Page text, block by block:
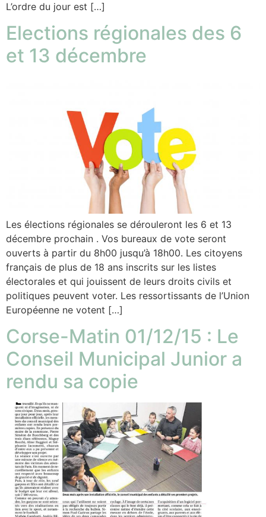
L’ordre du jour est […]
Elections régionales des 6
et 13 décembre
Les élections régionales se dérouleront les 6 et 13
décembre prochain . Vos bureaux de vote seront
ouverts à partir du 8h00 jusqu’à 18h00. Les citoyens
français de plus de 18 ans inscrits sur les listes
électorales et qui jouissent de leurs droits civils et
politiques peuvent voter. Les ressortissants de l’Union
Européenne ne votent […]
Corse-Matin 01/12/15 : Le
Conseil Municipal Junior a
rendu sa copie